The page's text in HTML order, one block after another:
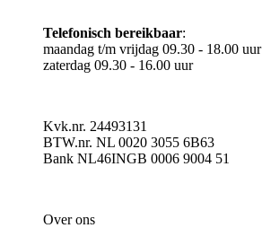
Telefonisch bereikbaar:
​maandag t/m vrijdag 09.30 - 18.00 uur
zaterdag 09.30 - 16.00 uur
Kvk.nr. 24493131
BTW.nr. NL 0020 3055 6B63
Bank NL46INGB 0006 9004 51
Over ons